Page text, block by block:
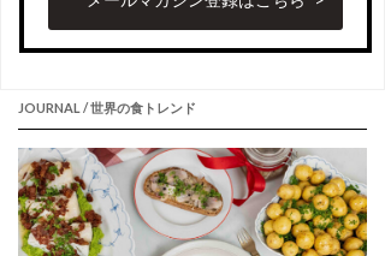
JOURNAL / 世界の食トレンド